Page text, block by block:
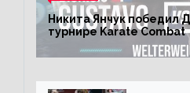
Никита Янчук победил
турнире Karate Combat